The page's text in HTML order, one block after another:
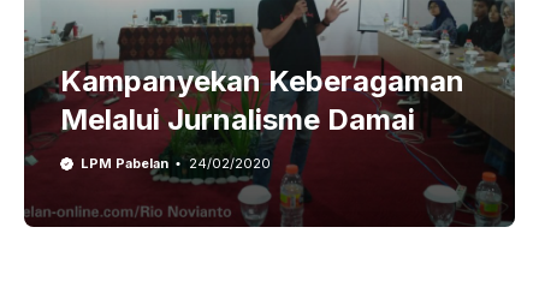
Kampanyekan Keberagaman
Melalui Jurnalisme Damai
LPM Pabelan 24/02/2020